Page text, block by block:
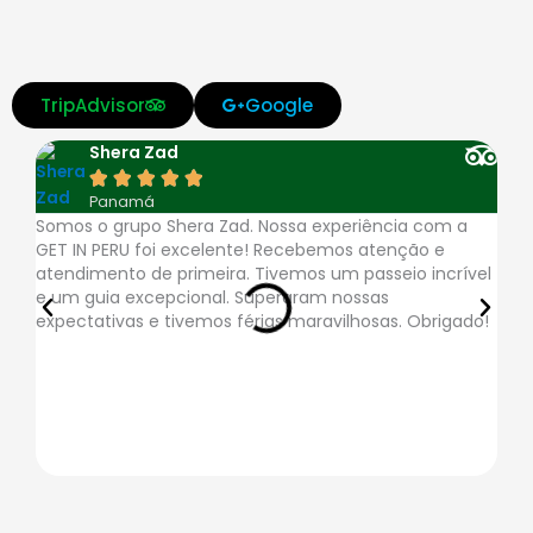
v
i
s
a
m
a
s
t
e
r
d
i
e
r
s
m
x
p
l
e
-
TripAdvisor Google
Shera Zad
    
Panamá
Somos o grupo Shera Zad. Nossa experiência com a
GET IN PERU foi excelente! Recebemos atenção e
atendimento de primeira. Tivemos um passeio incrível
e um guia excepcional. Superaram nossas
expectativas e tivemos férias maravilhosas. Obrigado!